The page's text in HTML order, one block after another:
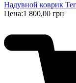
Надувной коврик
Цена:1 800,00 грн